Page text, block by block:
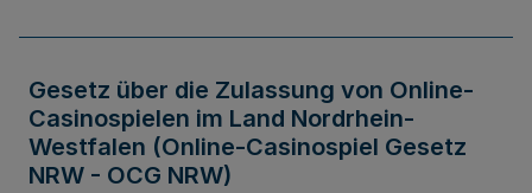
Gesetz über die Zulassung von Online-
Casinospielen im Land Nordrhein-
Westfalen (Online-Casinospiel Gesetz
NRW - OCG NRW)